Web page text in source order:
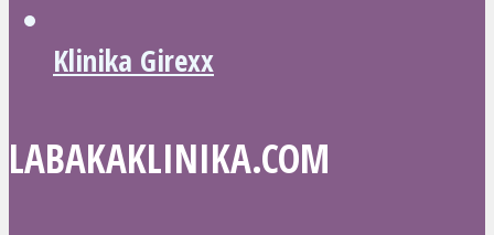
Klinika Girexx
LABAKAKLINIKA.COM